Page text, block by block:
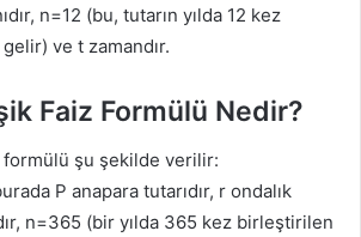
n=12 (bu, tutarın yılda 12 kez
ve t zamandır.
Faiz Formülü Nedir?
şu şekilde verilir:
P anapara tutarıdır, r ondalık
n=365 (bir yılda 365 kez birleştirilen